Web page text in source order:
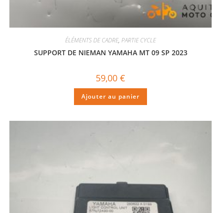
ÉLÉMENTS DE CADRE, PARTIE CYCLE
SUPPORT DE NIEMAN YAMAHA MT 09 SP 2023
59,00 €
Ajouter au panier